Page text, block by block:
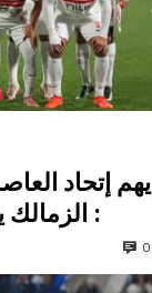
يهم إتحاد
0